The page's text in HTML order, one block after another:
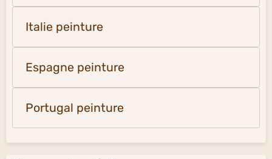
Italie peinture
Espagne peinture
Portugal peinture